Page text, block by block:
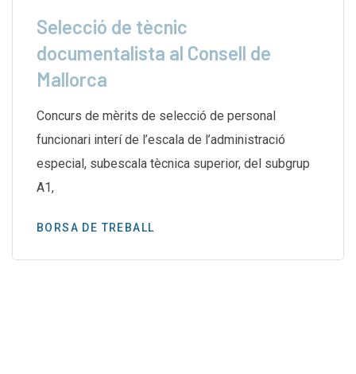
Selecció de tècnic
documentalista al Consell de
Mallorca
Concurs de mèrits de selecció de personal
funcionari interí de l’escala de l’administració
especial, subescala tècnica superior, del subgrup
A1,
BORSA DE TREBALL